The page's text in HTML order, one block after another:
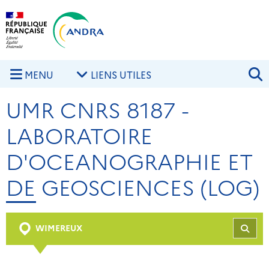
Aller au contenu principal
MENU LIENS UTILES
UMR CNRS 8187 -
LABORATOIRE
D'OCEANOGRAPHIE ET
DE GEOSCIENCES (LOG)
WIMEREUX